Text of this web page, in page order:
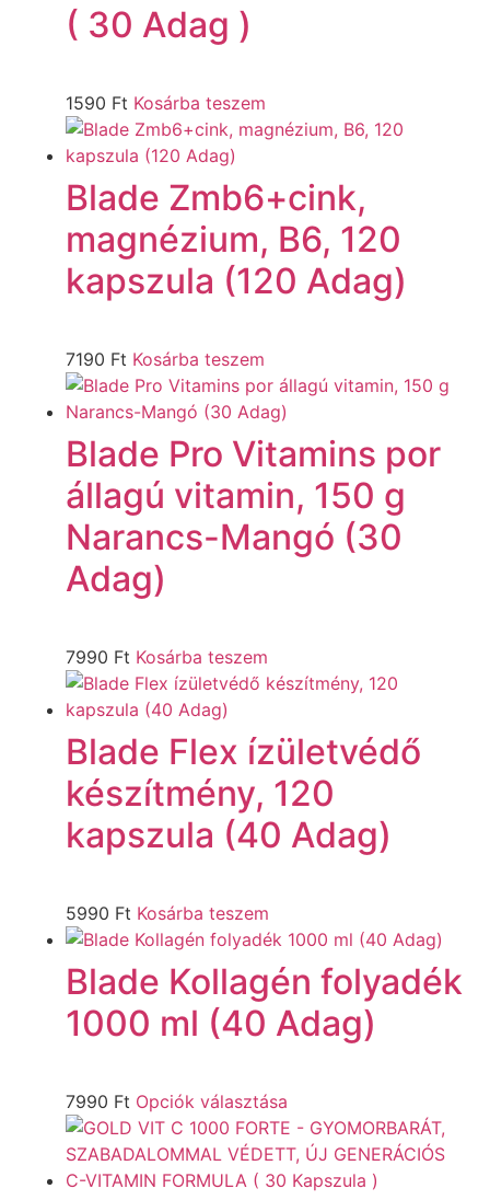
( 30 Adag )
1590 Ft Kosárba teszem
Blade Zmb6+cink,
magnézium, B6, 120
kapszula (120 Adag)
7190 Ft Kosárba teszem
Blade Pro Vitamins por
állagú vitamin, 150 g
Narancs-Mangó (30
Adag)
7990 Ft Kosárba teszem
Blade Flex ízületvédő
készítmény, 120
kapszula (40 Adag)
5990 Ft Kosárba teszem
Blade Kollagén folyadék
1000 ml (40 Adag)
7990 Ft Opciók választása